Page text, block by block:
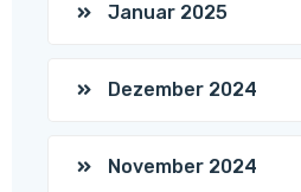
Januar 2025
Dezember 2024
November 2024